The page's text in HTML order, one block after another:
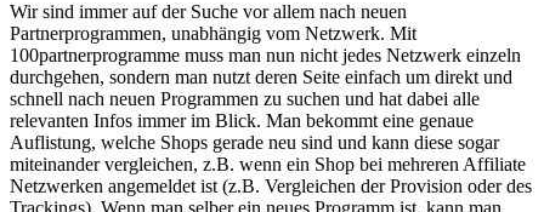
Wir sind immer auf der Suche vor allem nach neuen
Partnerprogrammen, unabhängig vom Netzwerk. Mit
100partnerprogramme muss man nun nicht jedes Netzwerk einzeln
durchgehen, sondern man nutzt deren Seite einfach um direkt und
schnell nach neuen Programmen zu suchen und hat dabei alle
relevanten Infos immer im Blick. Man bekommt eine genaue
Auflistung, welche Shops gerade neu sind und kann diese sogar
miteinander vergleichen, z.B. wenn ein Shop bei mehreren Affiliate
Netzwerken angemeldet ist (z.B. Vergleichen der Provision oder des